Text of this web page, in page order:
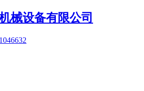
械设备有限公司